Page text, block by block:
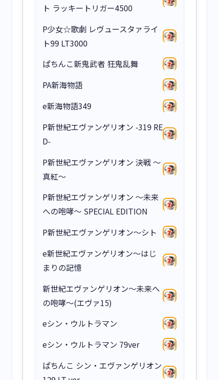
ト ラッキートリガー4500
P少女☆歌劇 レヴュースタァライ
ト99 LT3000
ぱちんこ新鬼武者 狂鬼乱舞
PA新海物語
e新海物語349
P新世紀エヴァンゲリオン -319 RE
D-
P新世紀エヴァンゲリオン 決戦 ～
真紅～
P新世紀エヴァンゲリオン ～未来
への咆哮～ SPECIAL EDITION
P新世紀エヴァンゲリオン〜シト
e新世紀エヴァンゲリオン〜はじ
まりの記憶
新世紀エヴァンゲリオン～未来へ
の咆哮～(エヴァ15)
eシン・ウルトラマン
eシン・ウルトラマン 79ver
ぱちんこ シン・エヴァンゲリオン